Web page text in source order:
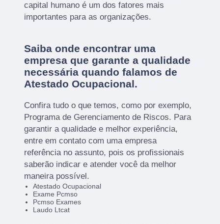
capital humano é um dos fatores mais
importantes para as organizações.
Saiba onde encontrar uma
empresa que garante a qualidade
necessária quando falamos de
Atestado Ocupacional.
Confira tudo o que temos, como por exemplo,
Programa de Gerenciamento de Riscos. Para
garantir a qualidade e melhor experiência,
entre em contato com uma empresa
referência no assunto, pois os profissionais
saberão indicar e atender você da melhor
maneira possível.
Atestado Ocupacional
Exame Pcmso
Pcmso Exames
Laudo Ltcat